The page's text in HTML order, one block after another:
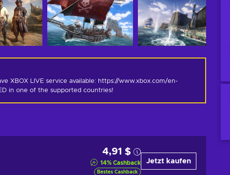
XBOX LIVE service available: https://www.xbox.com/en-
in one of the supported countries!
4,91 $
14% Cashback
Bestes Cashback
Jetzt kaufen